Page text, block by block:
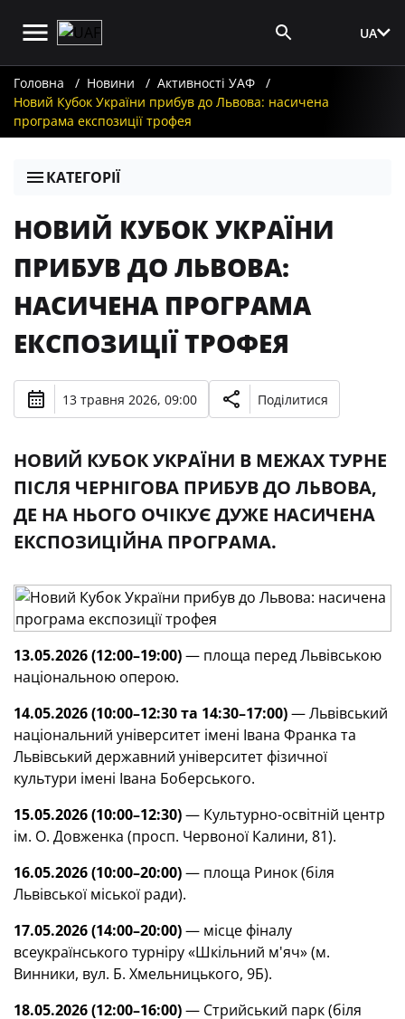
UA
Головна Новини
Активності УАФ
Новий Кубок України прибув до Львова: насичена
програма експозиції трофея
КАТЕГОРІЇ
НОВИЙ КУБОК УКРАЇНИ
ПРИБУВ ДО ЛЬВОВА:
НАСИЧЕНА ПРОГРАМА
ЕКСПОЗИЦІЇ ТРОФЕЯ
13 травня 2026, 09:00 Поділитися
НОВИЙ КУБОК УКРАЇНИ В МЕЖАХ ТУРНЕ
ПІСЛЯ ЧЕРНІГОВА ПРИБУВ ДО ЛЬВОВА,
ДЕ НА НЬОГО ОЧІКУЄ ДУЖЕ НАСИЧЕНА
ЕКСПОЗИЦІЙНА ПРОГРАМА.
13.05.2026 (12:00–19:00)— площа перед Львівською
національною оперою.
14.05.2026 (10:00–12:30 та 14:30–17:00)— Львівський
національний університет імені Івана Франка та
Львівський державний університет фізичної
культури імені Івана Боберського.
15.05.2026 (10:00–12:30)— Культурно-освітній центр
ім. О. Довженка (просп. Червоної Калини, 81).
16.05.2026 (10:00–20:00)— площа Ринок (біля
Львівської міської ради).
17.05.2026 (14:00–20:00)— місце фіналу
всеукраїнського турніру «Шкільний м'яч»(м.
Винники, вул. Б. Хмельницького, 9Б).
18.05.2026 (12:00–16:00)— Стрийський парк (біля